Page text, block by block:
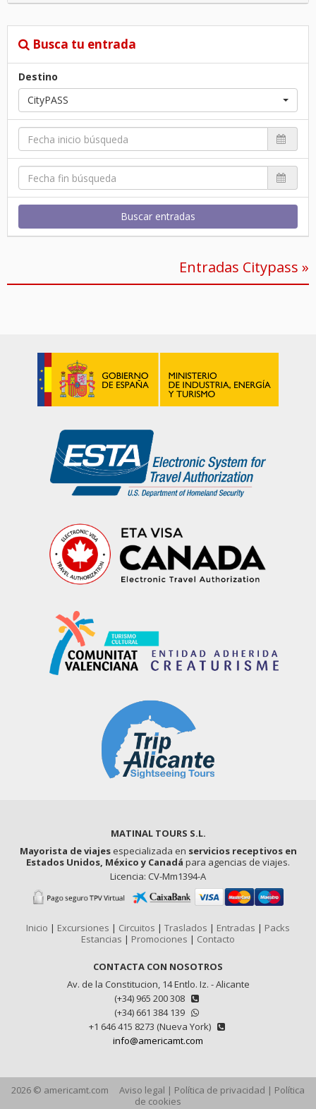
Busca tu entrada
Destino
CityPASS
Buscar entradas
Entradas Citypass »
MATINAL TOURS S.L.
Mayorista de viajesespecializada en servicios receptivos en
Estados Unidos, México y Canadá para agencias de viajes.
Licencia: CV-Mm1394-A
Inicio | Excursiones | Circuitos | Traslados | Entradas | Packs
Estancias | Promociones | Contacto
CONTACTA CON NOSOTROS
Av. de la Constitucion, 14 Entlo. Iz. - Alicante
(+34) 965 200 308
(+34) 661 384 139
+1 646 415 8273 (Nueva York)
info@americamt.com
2026 © americamt.com Aviso legal | Política de privacidad | Política
de cookies